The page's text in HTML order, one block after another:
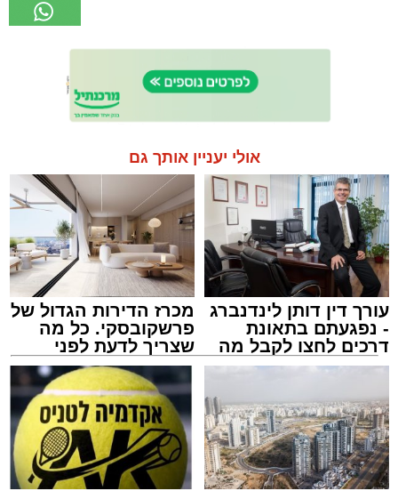
אולי יעניין אותך גם
עורך דין דותן לינדנברג
- נפגעתם בתאונת
דרכים לחצו לקבל מה
שמגיע לכם
מכרז הדירות הגדול של
פרשקובסקי. כל מה
שצריך לדעת לפני
שמגישים הצעה לדירה
באשדוד